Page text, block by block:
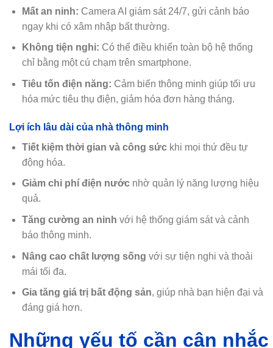
Mất an ninh: Camera AI giám sát 24/7, gửi cảnh báo
ngay khi có xâm nhập bất thường.
Không tiện nghi: Có thể điều khiển toàn bộ hệ thống
chỉ bằng một cú chạm trên smartphone.
Tiêu tốn điện năng: Cảm biến thông minh giúp tối ưu
hóa mức tiêu thụ điện, giảm hóa đơn hàng tháng.
Lợi ích lâu dài của nhà thông minh
Tiết kiệm thời gian và công sứckhi mọi thứ đều tự
động hóa.
Giảm chi phí điện nướcnhờ quản lý năng lượng hiệu
quả.
Tăng cường an ninh với hệ thống giám sát và cảnh
báo thông minh.
Nâng cao chất lượng sống với sự tiện nghi và thoải
mái tối đa.
Gia tăng giá trị bất động sản, giúp nhà bạn hiện đại và
đáng giá hơn.
Những yếu tố cần cân